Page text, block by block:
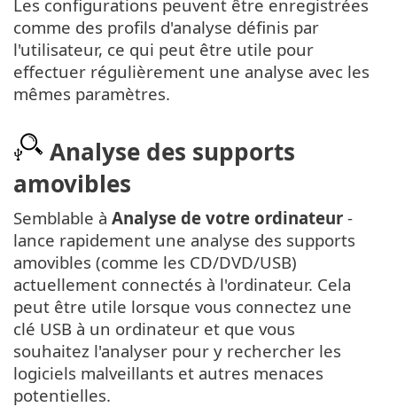
Les configurations peuvent être enregistrées
comme des profils d'analyse définis par
l'utilisateur, ce qui peut être utile pour
effectuer régulièrement une analyse avec les
mêmes paramètres.
Analyse des supports
amovibles
Semblable à Analyse de votre ordinateur -
lance rapidement une analyse des supports
amovibles (comme les CD/DVD/USB)
actuellement connectés à l'ordinateur. Cela
peut être utile lorsque vous connectez une
clé USB à un ordinateur et que vous
souhaitez l'analyser pour y rechercher les
logiciels malveillants et autres menaces
potentielles.